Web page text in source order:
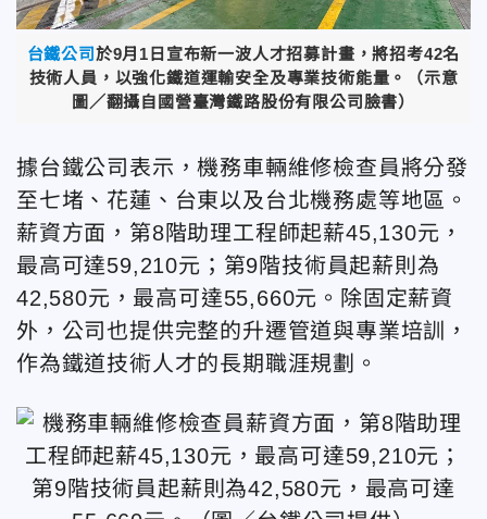
台鐵公司於9月1日宣布新一波人才招募計畫，將招考42名
技術人員，以強化鐵道運輸安全及專業技術能量。（示意
圖／翻攝自國營臺灣鐵路股份有限公司臉書）
據台鐵公司表示，機務車輛維修檢查員將分發
至七堵、花蓮、台東以及台北機務處等地區。
薪資方面，第8階助理工程師起薪45,130元，
最高可達59,210元；第9階技術員起薪則為
42,580元，最高可達55,660元。除固定薪資
外，公司也提供完整的升遷管道與專業培訓，
作為鐵道技術人才的長期職涯規劃。